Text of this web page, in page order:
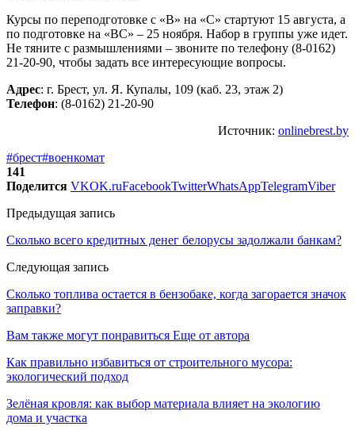
Курсы по переподготовке с «В» на «С» стартуют 15 августа, а
по подготовке на «ВС» – 25 ноября. Набор в группы уже идет.
Не тяните с размышлениями – звоните по телефону (8-0162)
21-20-90, чтобы задать все интересующие вопросы.
Адрес: г. Брест, ул. Я. Купалы, 109 (каб. 23, этаж 2)
Телефон: (8-0162) 21-20-90
Источник: onlinebrest.by
#брест#военкомат
141
Поделится VKOK.ruFacebookTwitterWhatsAppTelegramViber
Предыдущая запись
Сколько всего кредитных денег белорусы задолжали банкам?
Следующая запись
Сколько топлива остается в бензобаке, когда загорается значок
заправки?
Вам также могут понравиться Еще от автора
Как правильно избавиться от строительного мусора:
экологический подход
Зелёная кровля: как выбор материала влияет на экологию
дома и участка